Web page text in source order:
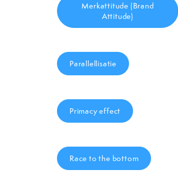
Merkattitude (Brand
Attitude)
Parallellisatie
Primacy effect
Race to the bottom